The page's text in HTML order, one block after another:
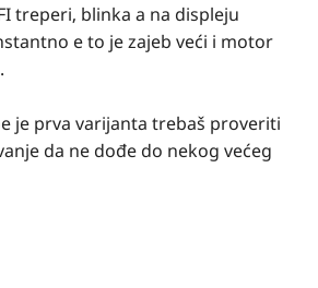
treperi, blinka a na displeju
e to je zajeb veći i motor
je prva varijanta trebaš proveriti
da ne dođe do nekog većeg